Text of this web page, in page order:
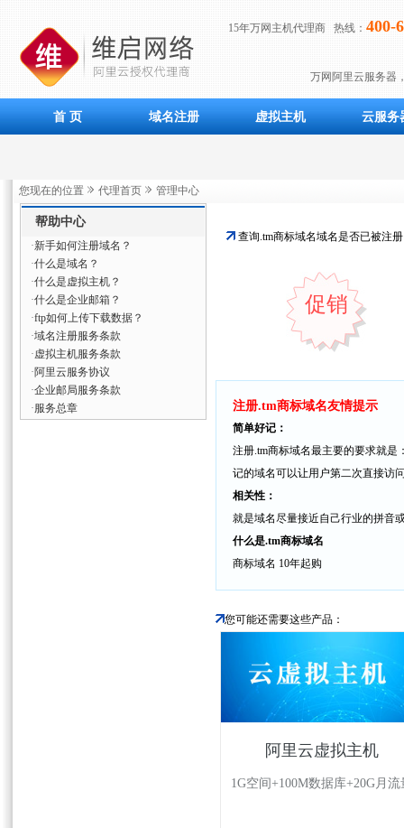
15年万网主机代理商 热线： 400-
万网阿里云服务器
首 页 域名注册 虚拟主机 云服务
您现在的位置 代理首页 管理中心
帮助中心
·新手如何注册域名？
·什么是域名？
·什么是虚拟主机？
·什么是企业邮箱？
·ftp如何上传下载数据？
·域名注册服务条款
·虚拟主机服务条款
·阿里云服务协议
·企业邮局服务条款
·服务总章
查询.tm商标域名域名是否已被注
促销
注册.tm商标域名友情提示
简单好记：
注册.tm商标域名最主要的要求就
记的域名可以让用户第二次直接访
相关性：
就是域名尽量接近自己行业的拼音
什么是.tm商标域名
商标域名 10年起购
您可能还需要这些产品：
阿里云虚拟主机
1G空间+100M数据库+20G月流